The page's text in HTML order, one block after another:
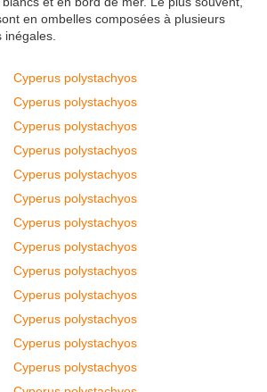
en ombelles composées à plusieurs